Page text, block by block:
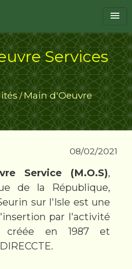
menu
Services
/Main d'Oeuvre
08/02/2021
Service (M.O.S),
de la République,
sur l'Isle est une
par l'activité
créée en 1987 et